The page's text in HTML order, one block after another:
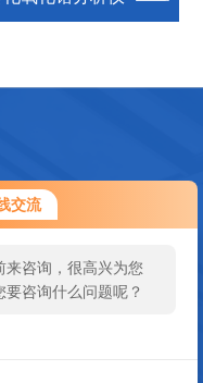
交流
来咨询，很高兴为您
要咨询什么问题呢？
加微信